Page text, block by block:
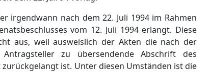
irgendwann nach dem 22. Juli 1994 im Rahmen
vom 12. Juli 1994 erlangt. Diese
aus, weil ausweislich der Akten die nach der
zu übersendende Abschrift des
ist. Unter diesen Umständen ist die